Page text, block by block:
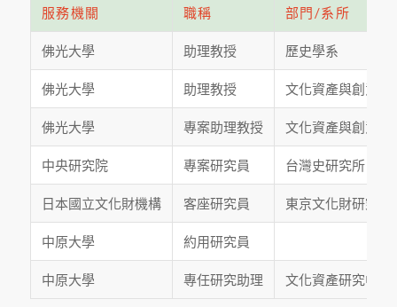
服務機關 職稱 部門/系所
佛光大學 助理教授 歷史學系
佛光大學 助理教授 文化資產與創意學
佛光大學 專案助理教授 文化資產與創意學
中央研究院 專案研究員 台灣史研究所
日本國立文化財機構 客座研究員 東京文化財研究所
中原大學 約用研究員
中原大學 專任研究助理 文化資產研究中心